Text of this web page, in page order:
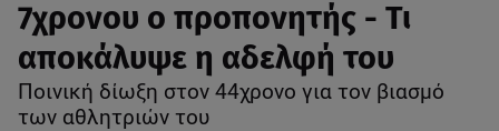
7χρονου ο προπονητής - Τι
αποκάλυψε η αδελφή του
Ποινική δίωξη στον 44χρονο για τον βιασμό
των αθλητριών του